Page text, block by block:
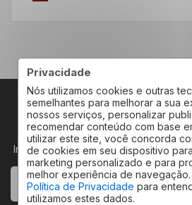
Privacidade
Nós utilizamos cookies e outras
semelhantes para melhorar a sua
nossos serviços, personalizar
recomendar conteúdo com base
utilizar este site, você concorda
de cookies em seu dispositivo
marketing personalizado e para
melhor experiência de
Política de Privacidade para
utilizamos estes dados.
RECEBA
Insira seu email abaixo para receber